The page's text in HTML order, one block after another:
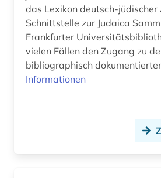
das Lexikon deutsch-jüdischer
Schnittstelle zur Judaica
Frankfurter
vielen Fällen den Zugang zu
bibliographisch
Informationen